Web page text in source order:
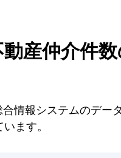
産仲介件
情報システムのデ
ます。